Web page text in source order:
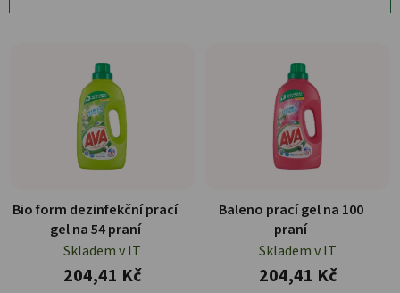
Bio form dezinfekční prací
gel na 54 praní
Skladem v IT
204,41 Kč
Baleno prací gel na 100
praní
Skladem v IT
204,41 Kč